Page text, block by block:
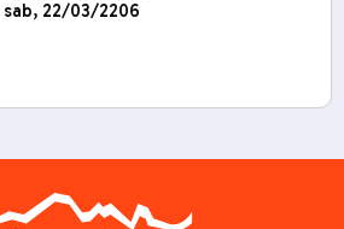
sab, 22/03/2206